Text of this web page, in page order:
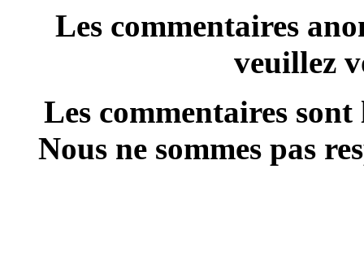
Les commentaires
veuillez
Les commentaires
Nous ne sommes pas